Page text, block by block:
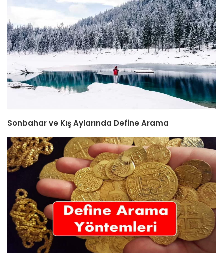
Sonbahar ve Kış Aylarında Define Arama